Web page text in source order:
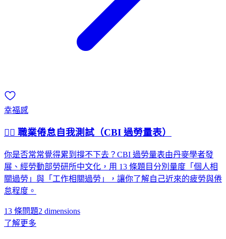
幸福感
😮‍💨 職業倦怠自我測試（CBI 過勞量表）
你是否常常覺得累到撐不下去？CBI 過勞量表由丹麥學者發
展、經勞動部勞研所中文化，用 13 條題目分別量度「個人相
關過勞」與「工作相關過勞」，讓你了解自己近來的疲勞與倦
怠程度。
13 條問題2 dimensions
了解更多